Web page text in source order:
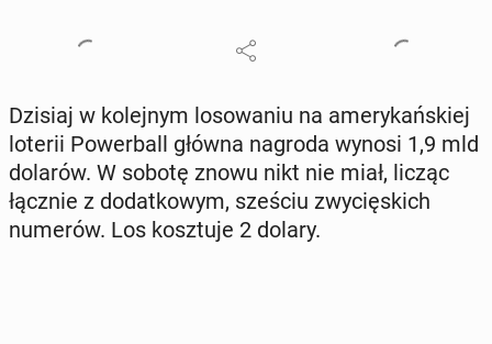
Dzisiaj w ko­lej­nym lo­so­wa­niu na ame­ry­kań­skiej
loterii Po­wer­ball główna nagroda wynosi 1,9 mld
dolarów. W sobotę znowu nikt nie miał, licząc
łącznie z do­dat­ko­wym, sześciu zwy­cię­skich
numerów. Los kosz­tu­je 2 dolary.